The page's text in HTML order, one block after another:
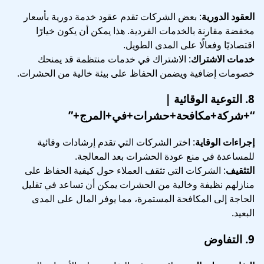
العقود الدورية: بعض الشركات تقدم عقود خدمة دورية بأسعار
مخفضة مقارنة بالخدمات الفردية. هذا يمكن أن يكون خيارًا
اقتصاديًا وفعالًا على المدى الطويل.
خدمات الاشتراك: الاشتراك في خدمات منتظمة قد يمنحك
خصومات إضافية ويضمن الحفاظ على بيئة خالية من الحشرات.
8. التوعية الوقائية |
“+شركة+مكافحة+حشرات+في+المرج+”
إجراءات الوقاية: اختر الشركات التي تقدم إرشادات وقائية
للمساعدة في منع عودة الحشرات بعد المعالجة.
التثقيف: الشركات التي تثقف العملاء حول كيفية الحفاظ على
منازلهم نظيفة وخالية من الحشرات يمكن أن تساعد في تقليل
الحاجة إلى المكافحة المستمرة، مما يوفر المال على المدى
البعيد.
9. التفاوض